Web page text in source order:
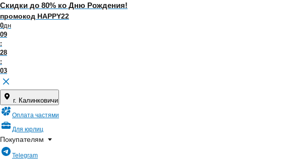
Скидки до 80% ко Дню Рождения!
промокод HAPPY22
0дн
09
:
28
:
03
г. Калинковичи
Оплата частями
Для юрлиц
Покупателям
Telegram